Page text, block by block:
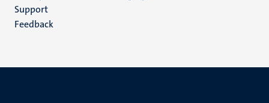
Support
Feedback